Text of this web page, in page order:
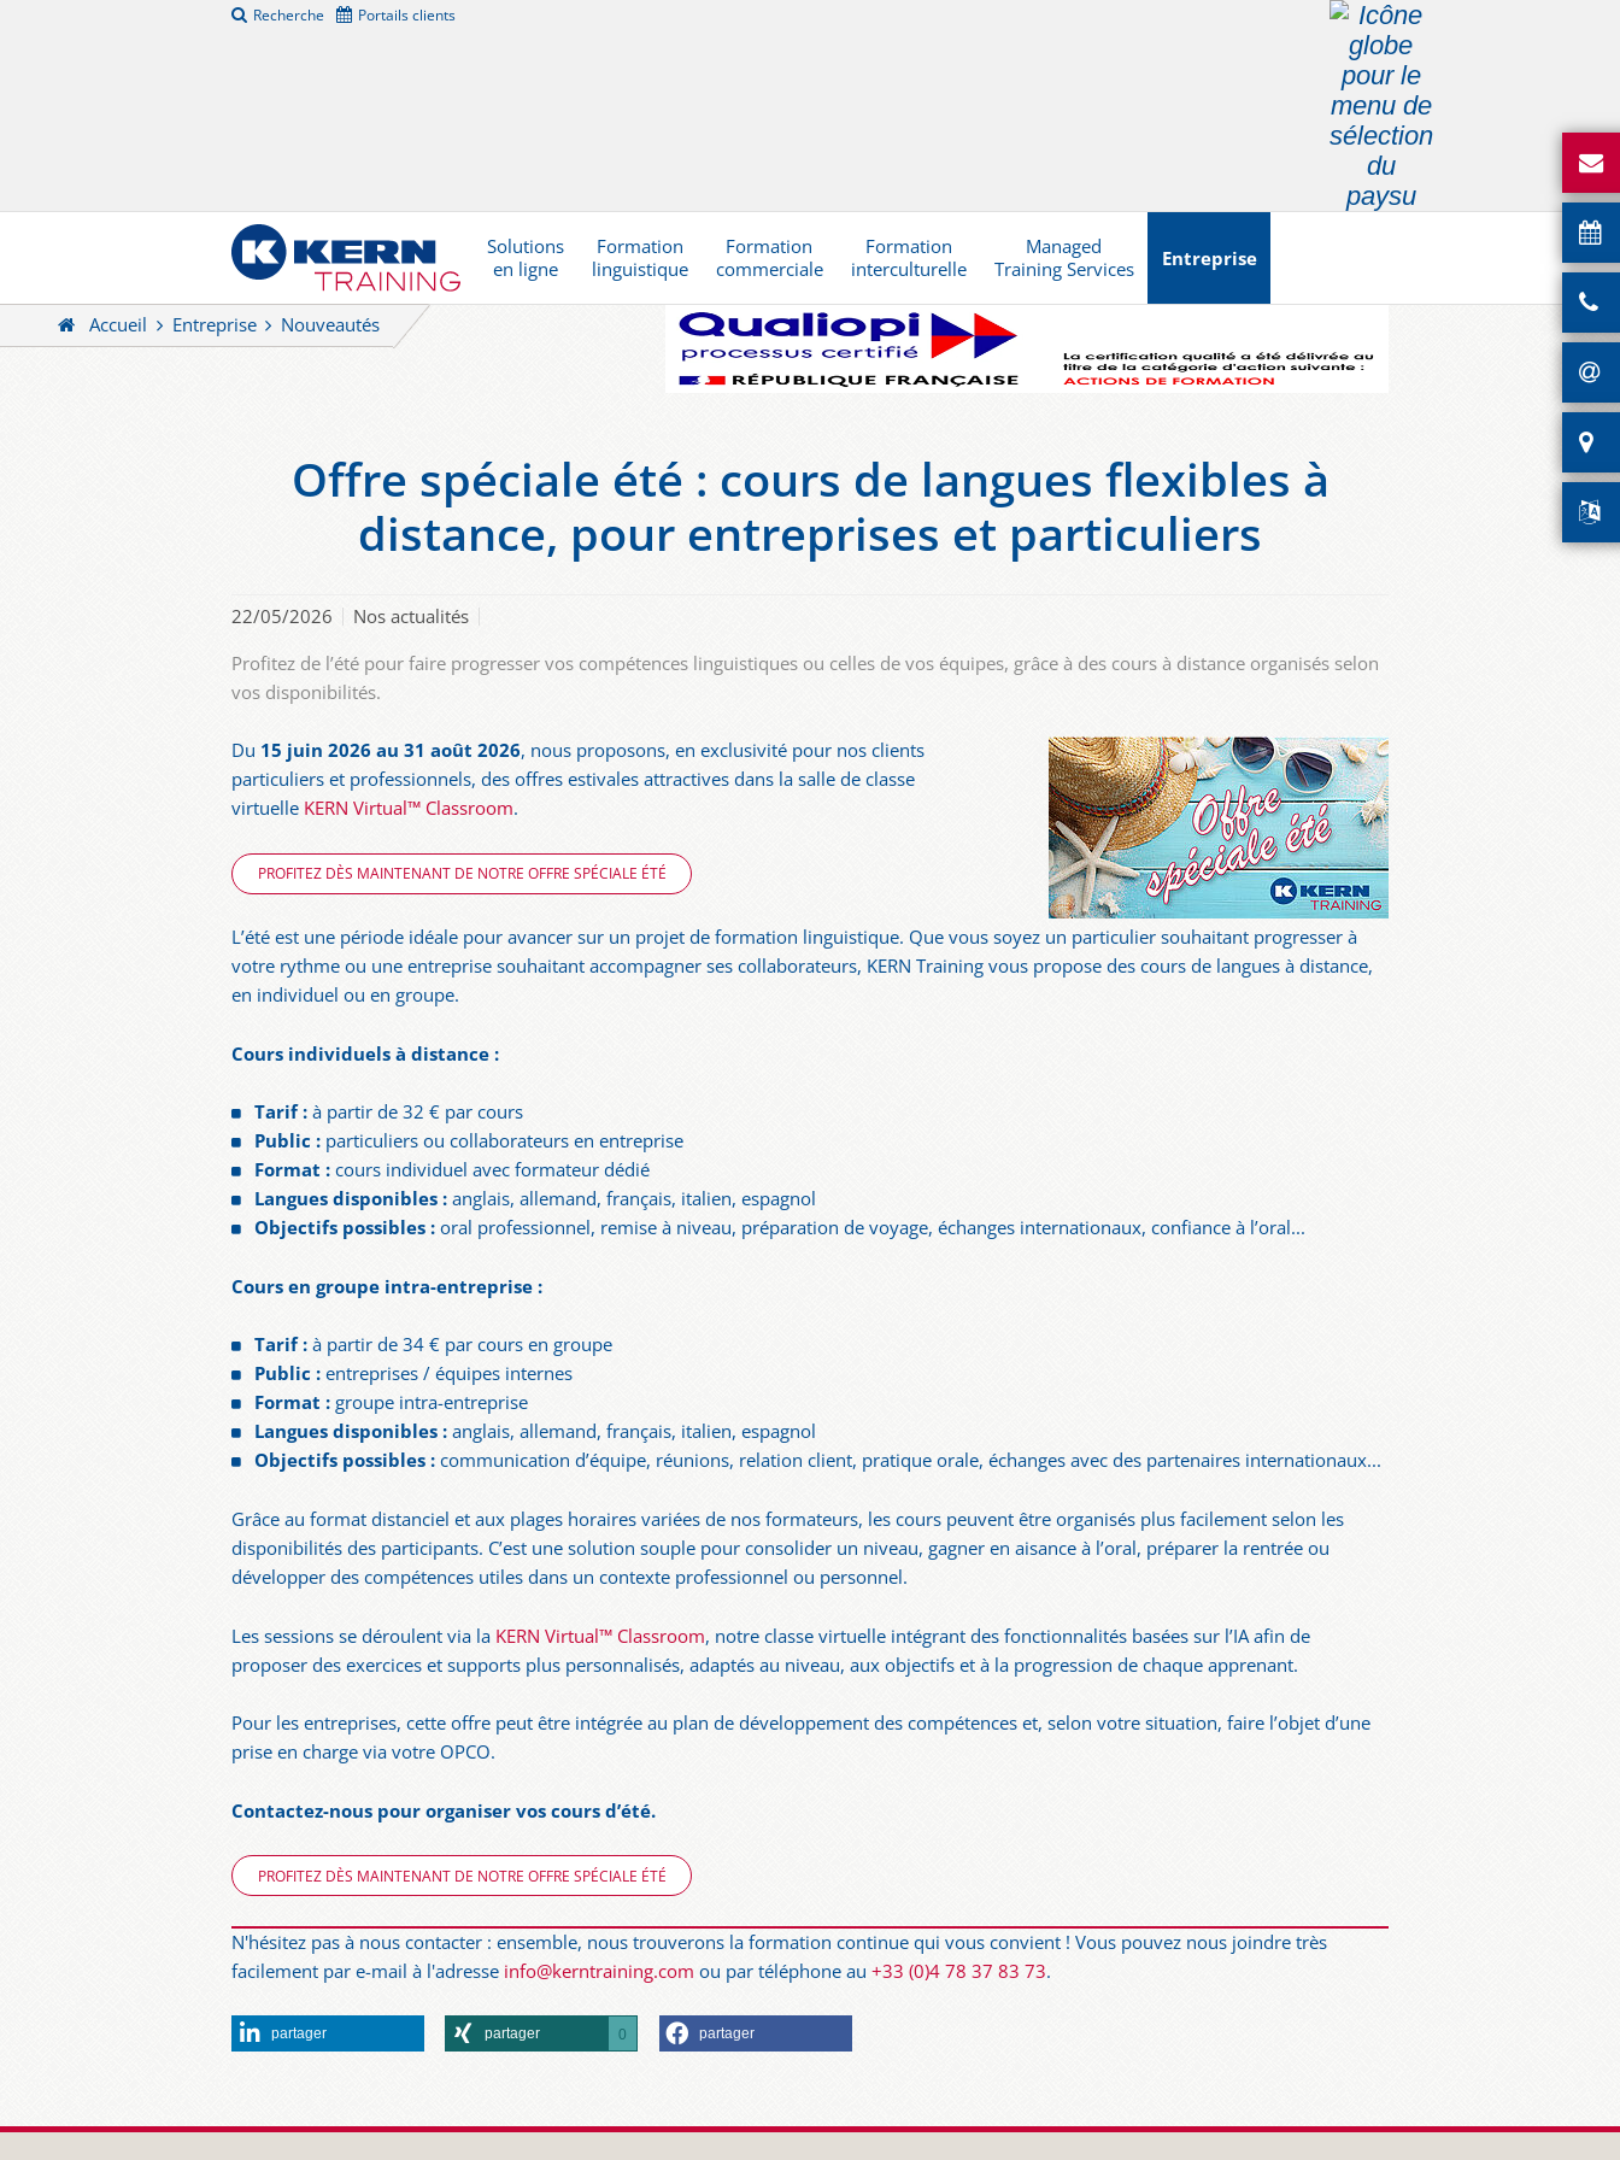
Recherche Portails clients
Solutions
en ligne
Formation
linguistique
Formation
commerciale
Formation
interculturelle
Managed
Training Services
Entreprise
Accueil Entreprise Nouveautés
Offre spéciale été : cours de langues flexibles à
distance, pour entreprises et particuliers
22/05/2026
Nos actualités
Profitez de l’été pour faire progresser vos compétences linguistiques ou celles de vos équipes, grâce à des cours à distance organisés selon
vos disponibilités.
Du 15 juin 2026 au 31 août 2026, nous proposons, en exclusivité pour nos clients
particuliers et professionnels, des offres estivales attractives dans la salle de classe
virtuelle KERN Virtual™ Classroom.
PROFITEZ DÈS MAINTENANT DE NOTRE OFFRE SPÉCIALE ÉTÉ
L’été est une période idéale pour avancer sur un projet de formation linguistique. Que vous soyez un particulier souhaitant progresser à
votre rythme ou une entreprise souhaitant accompagner ses collaborateurs, KERN Training vous propose des cours de langues à distance,
en individuel ou en groupe.
Cours individuels à distance :
Tarif :à partir de 32 € par cours
Public : particuliers ou collaborateurs en entreprise
Format :cours individuel avec formateur dédié
Langues disponibles :anglais, allemand, français, italien, espagnol
Objectifs possibles :oral professionnel, remise à niveau, préparation de voyage, échanges internationaux, confiance à l’oral...
Cours en groupe intra-entreprise :
Tarif :à partir de 34 € par cours en groupe
Public :entreprises / équipes internes
Format :groupe intra-entreprise
Langues disponibles :anglais, allemand, français, italien, espagnol
Objectifs possibles :communication d’équipe, réunions, relation client, pratique orale, échanges avec des partenaires internationaux...
Grâce au format distanciel et aux plages horaires variées de nos formateurs, les cours peuvent être organisés plus facilement selon les
disponibilités des participants. C’est une solution souple pour consolider un niveau, gagner en aisance à l’oral, préparer la rentrée ou
développer des compétences utiles dans un contexte professionnel ou personnel.
Les sessions se déroulent via la KERN Virtual™ Classroom, notre classe virtuelle intégrant des fonctionnalités basées sur l’IA afin de
proposer des exercices et supports plus personnalisés, adaptés au niveau, aux objectifs et à la progression de chaque apprenant.
Pour les entreprises, cette offre peut être intégrée au plan de développement des compétences et, selon votre situation, faire l’objet d’une
prise en charge via votre OPCO.
Contactez-nous pour organiser vos cours d’été.
PROFITEZ DÈS MAINTENANT DE NOTRE OFFRE SPÉCIALE ÉTÉ
N'hésitez pas à nous contacter : ensemble, nous trouverons la formation continue qui vous convient ! Vous pouvez nous joindre très
facilement par e-mail à l'adresse info@kerntraining.com ou par téléphone au +33 (0)4 78 37 83 73.
partager partager 0 partager